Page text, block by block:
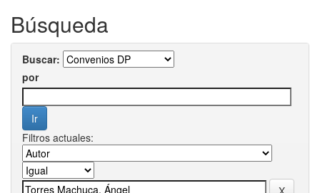
Búsqueda
Buscar:
por
Filtros actuales: